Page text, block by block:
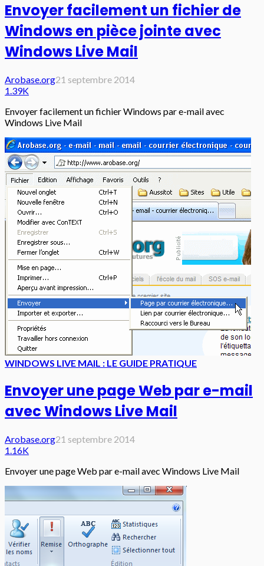
Envoyer facilement un fichier de
Windows en pièce jointe avec
Windows Live Mail
Arobase.org21 septembre 2014
1.39K
Envoyer facilement un fichier Windows par e-mail avec
Windows Live Mail
WINDOWS LIVE MAIL : LE GUIDE PRATIQUE
Envoyer une page Web par e-mail
avec Windows Live Mail
Arobase.org21 septembre 2014
1.16K
Envoyer une page Web par e-mail avec Windows Live Mail